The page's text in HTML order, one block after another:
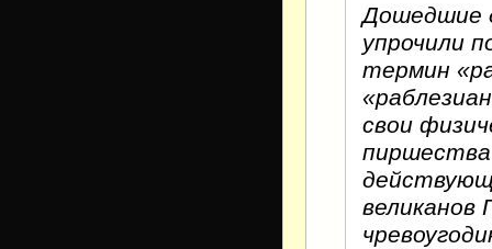
Дошедшие
упрочили
термин
свои
великанов